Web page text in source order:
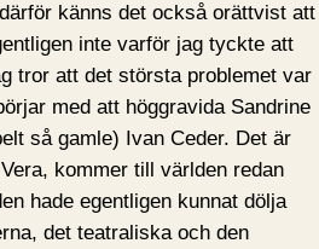
känns det också orättvist att
inte varför jag tyckte att
tror att det största problemet var
med att höggravida Sandrine
så gamle) Ivan Ceder. Det är
kommer till världen redan
hade egentligen kunnat dölja
det teatraliska och den